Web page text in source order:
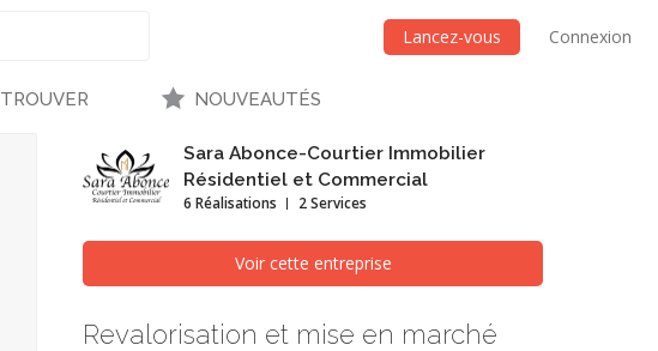
Lancez-vous Connexion
TROUVER NOUVEAUTÉS
Sara Abonce-Courtier Immobilier
Résidentiel et Commercial
6 Réalisations 2 Services
Voir cette entreprise
Revalorisation et mise en marché